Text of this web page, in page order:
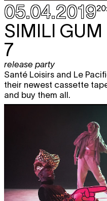
05.04.2019
SIMILI GUM
7
release party
Santé Loisirs and Le
their newest cassette
and buy them all.